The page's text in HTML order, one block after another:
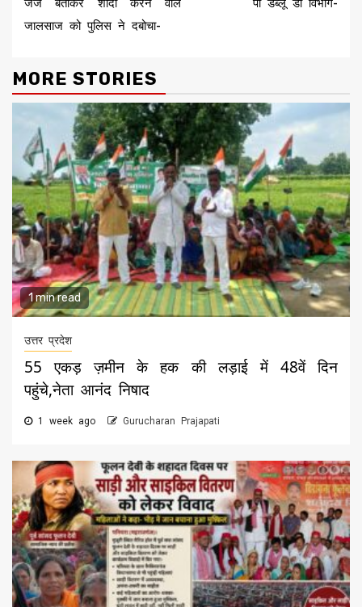
जज बताकर शादी करने वाले
जालसाज को पुलिस ने दबोचा-
पी डब्लू डी विभाग-
MORE STORIES
1 min read
उत्तर प्रदेश
55 एकड़ ज़मीन के हक की लड़ाई में 48वें दिन
पहुंचे,नेता आनंद निषाद
1 week ago Gurucharan Prajapati